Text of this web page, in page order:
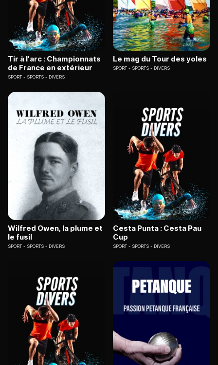
Tir à l'arc : Championnats
de France en extérieur
SPORT SPORTS - DIVERS
Le mag du Tour des yoles
SPORT SPORTS - DIVERS
Wilfred Owen, la plume et
le fusil
SPORT SPORTS - DIVERS
Cesta Punta : Cesta Pau
Cup
SPORT SPORTS - DIVERS